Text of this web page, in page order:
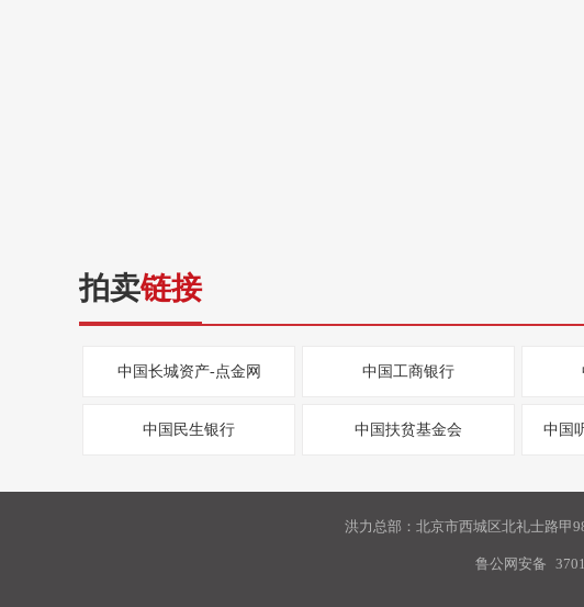
拍卖链接
中国长城资产-点金网 中国工商银行
中国民生银行 中国扶贫基金会 中国
洪力总部：北京市西城区北礼士路甲
鲁公网安备